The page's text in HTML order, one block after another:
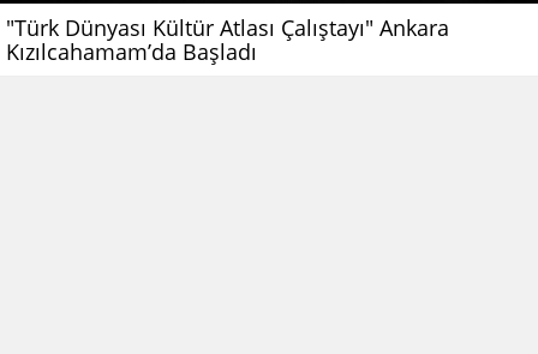
"Türk Dünyası Kültür Atlası Çalıştayı" Ankara
Kızılcahamam’da Başladı